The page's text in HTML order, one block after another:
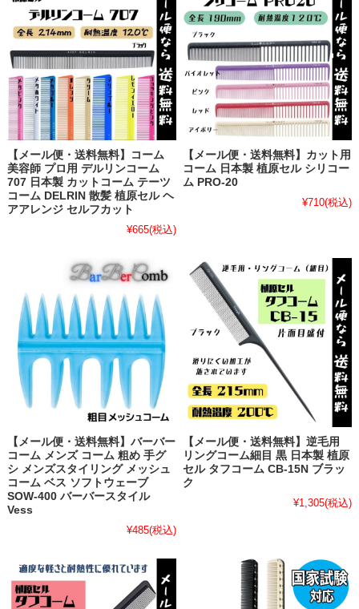
【メール便・送料無料】コーム
美容師 プロ用 デルリンコーム
707 日本製 カットコーム テーツ
コーム DELRIN 散髪 植原セル ヘ
アアレンジ セルフカット
¥665(税込)
【メール便・送料無料】カット用
コーム 日本製 植原セル シリコー
ム PRO-20
¥710(税込)
【メール便・送料無料】バーバー
コーム メンズ コーム 粗め 手グ
シ メンズスタイリング メッシュ
コーム ベス ソフトウェーブ
SOW-400 バーバースタイル
Vess
¥485(税込)
【メール便・送料無料】逆毛用
リングコーム細目 黒 日本製 植原
セル タフコーム CB-15N ブラッ
ク
¥1,305(税込)